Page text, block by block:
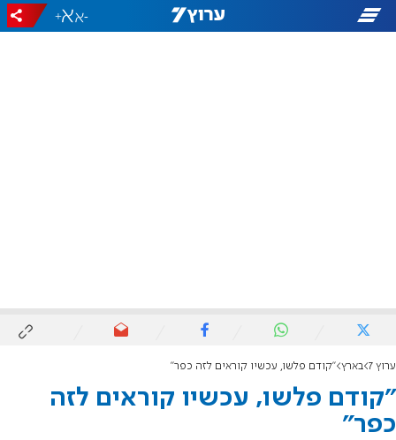
-
+
ערוץ 7 בארץ "קודם פלשו, עכשיו קוראים לזה כפר"
"קודם פלשו, עכשיו קוראים לזה
כפר"